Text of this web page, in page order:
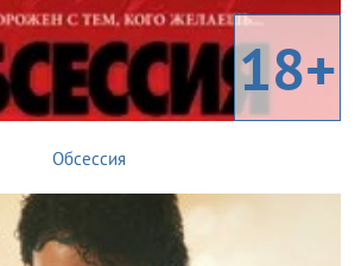
18+
Обсессия